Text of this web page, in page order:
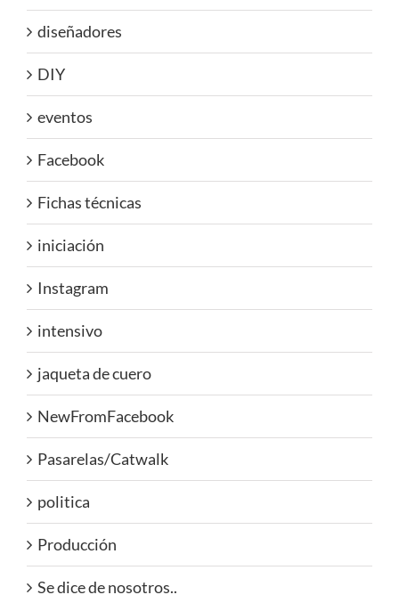
diseñadores
DIY
eventos
Facebook
Fichas técnicas
iniciación
Instagram
intensivo
jaqueta de cuero
NewFromFacebook
Pasarelas/Catwalk
politica
Producción
Se dice de nosotros..